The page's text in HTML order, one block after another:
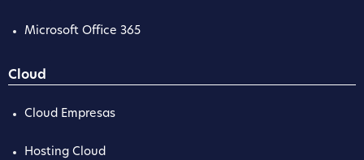
Microsoft Office 365
Cloud
Cloud Empresas
Hosting Cloud